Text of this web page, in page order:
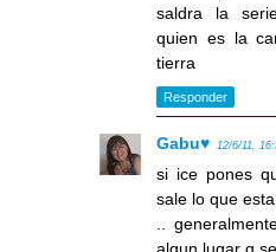
saldra la
quien es la
tierra
Responder
Gabu♥ 12/6/11,
si ice pones
sale lo que
..